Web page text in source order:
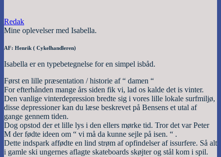
Redak
Mine oplevelser med Isabella.
AF: Henrik ( Cykelhandleren)
Isabella er en typebetegnelse for en simpel isbåd.
Først en lille præsentation / historie af “ damen “
For efterhånden mange års siden fik vi, lad os kalde det is vinter.
Den vanlige vinterdepression bredte sig i vores lille lokale surfmiljø,
disse depressioner kan du læse beskrevet på Bensens et utal af
gange gennem tiden.
Dog opstod der et lille lys i den ellers mørke tid. Tror det var Peter
M der fødte ideen om “ vi må da kunne sejle på isen. “ .
Dette indspark affødte en lind strøm af opfindelser af issurfere. Så alt
i gamle ski ungernes aflagte skateboards skøjter og stål kom i spil.